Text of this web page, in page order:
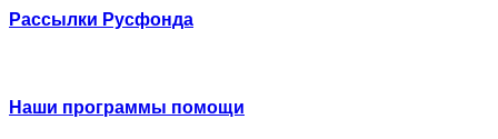
Рассылки Русфонда
Наши программы помощи